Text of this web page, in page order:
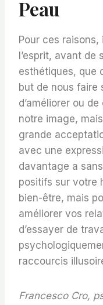
Peau
Pour ces
l’esprit, avant de
esthétiques, que
but de nous faire
d’améliorer ou
notre image,
grande
avec une
davantage a
positifs sur votre
bien-être, mais
améliorer vos
d’essayer de
raccourcis
Francesco Cro,